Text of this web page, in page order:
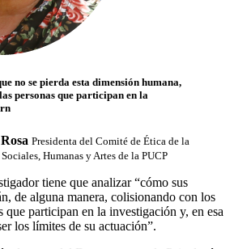
no se pierda esta dimensión humana,
personas que participan en la
Presidenta del Comité de Ética de la
Humanas y Artes de la PUCP
tiene que analizar “cómo sus
de alguna manera, colisionando con los
que participan en la investigación y, en esa
los límites de su actuación”.